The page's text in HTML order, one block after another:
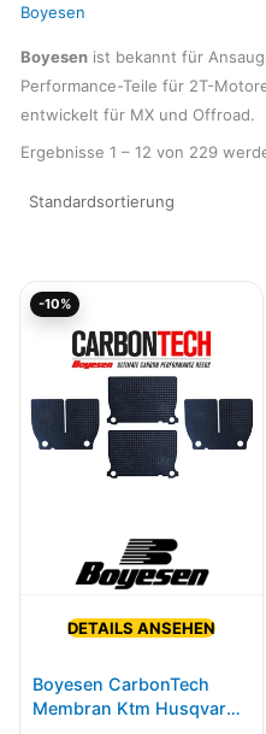
Boyesen
Boyesen ist bekannt für
Performance-Teile für 2T-
entwickelt für MX und Offroad.
Ergebnisse 1 – 12 von 229
-10%
DETAILS ANSEHEN
Boyesen CarbonTech
Membran Ktm Husqvarna
79,94€
71,95€.